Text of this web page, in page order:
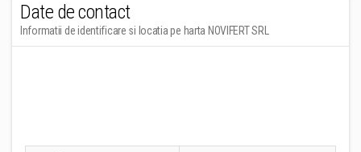
Date de contact
Informatii de identificare si locatia pe harta NOVIFERT SRL